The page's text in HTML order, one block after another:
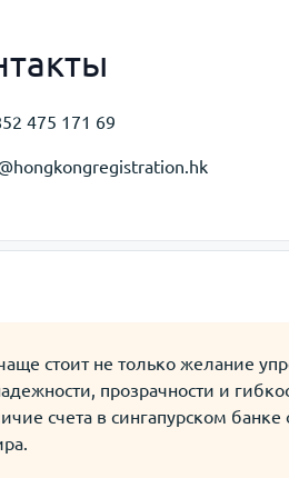
475 171 69
стоит не только желание
прозрачности и
счета в сингапурском банке